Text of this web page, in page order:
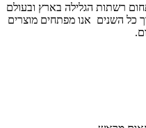
רשתות הגלילה בארץ ובעולם
כל השנים אנו מפתחים מוצרים